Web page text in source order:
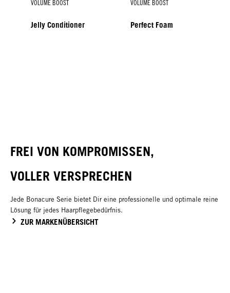
VOLUME BOOST
Jelly Conditioner
VOLUME BOOST
Perfect Foam
FREI VON KOMPROMISSEN,
VOLLER VERSPRECHEN
Jede Bonacure Serie bietet Dir eine professionelle und optimale reine
Lösung für jedes Haarpflegebedürfnis.
ZUR MARKENÜBERSICHT